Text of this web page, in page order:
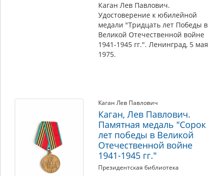
Каган Лев Павлович.
Удостоверение к юбилейной
медали "Тридцать лет Победы в
Великой Отечественной войне
1941-1945 гг.". Ленинград, 5 мая
1975.
Каган Лев Павлович
Каган, Лев Павлович.
Памятная медаль "Сорок
лет победы в Великой
Отечественной войне
1941-1945 гг."
Президентская библиотека